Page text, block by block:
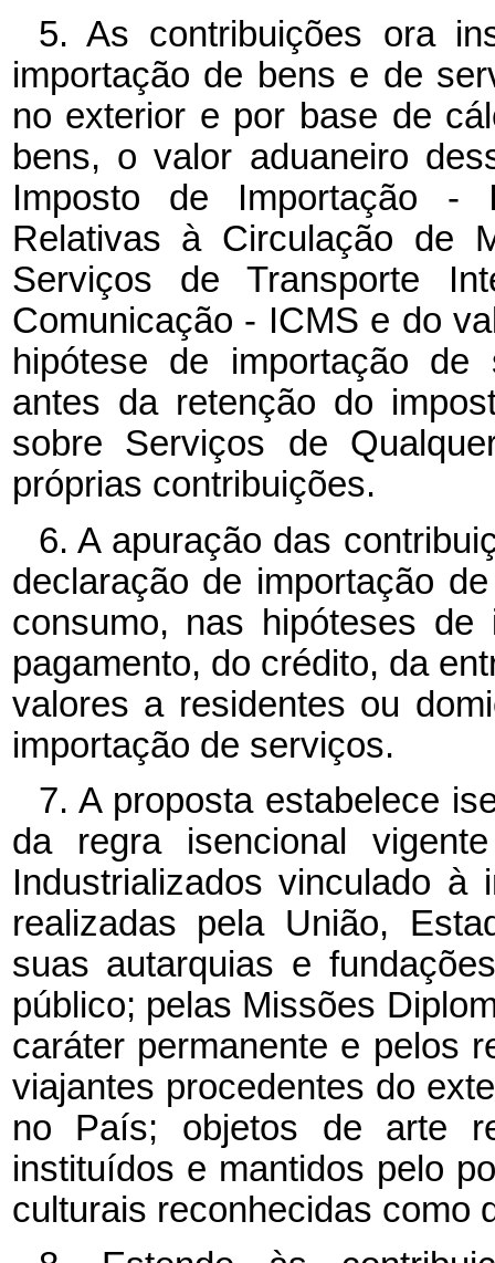
5. As contribuições ora
importação de bens e de
no exterior e por base de
bens, o valor aduaneiro
Imposto de Importação -
Relativas à Circulação de
Serviços de Transporte
Comunicação - ICMS e do
hipótese de importação
antes da retenção do
sobre Serviços de
próprias contribuições.
6. A apuração das
declaração de importação
consumo, nas hipóteses
pagamento, do crédito, da
valores a residentes ou
importação de serviços.
7. A proposta estabelece
da regra isencional
Industrializados vinculado à
realizadas pela União,
suas autarquias e
público; pelas Missões
caráter permanente e pelos
viajantes procedentes do
no País; objetos de arte
instituídos e mantidos pelo
culturais reconhecidas como